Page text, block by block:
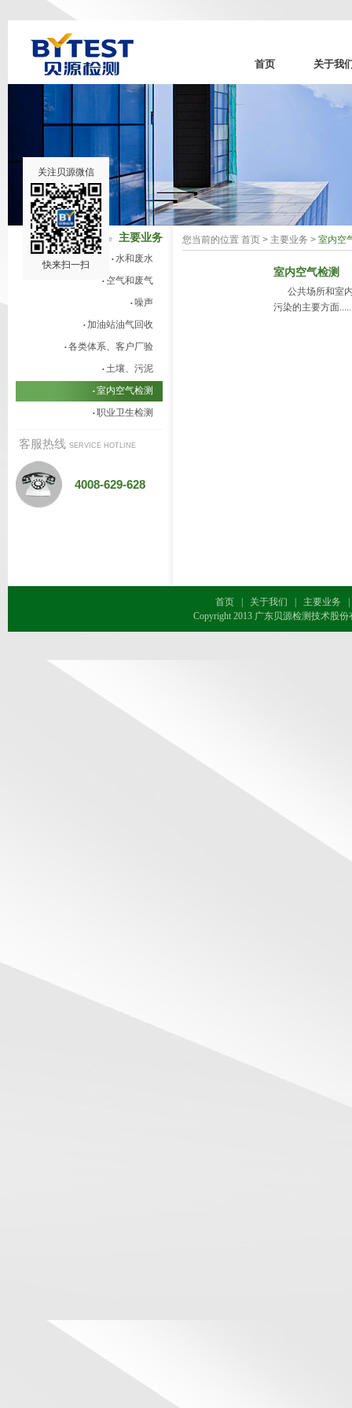
首页 关于我
Primary service 主要业务
• 水和废水
• 空气和废气
• 噪声
• 加油站油气回收
• 各类体系、客户厂验
• 土壤、污泥
• 室内空气检测
• 职业卫生检测
客服热线 SERVICE HOTLINE
4008-629-628
您当前的位置 首页 > 主要业务 > 室内空
室内空气检测
公共场所和室内
污染的主要方面
首页 关于我们 主要业务
Copyright 2013 广东贝源检测技术股
关注贝源微信
快来扫一扫